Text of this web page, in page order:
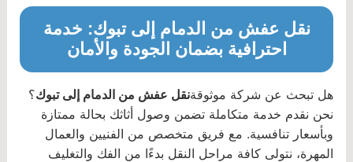
نقل عفش من الدمام إلى تبوك: خدمة
احترافية بضمان الجودة والأمان
هل تبحث عن شركة موثوقةنقل عفش من الدمام إلى تبوك؟
نحن نقدم خدمة متكاملة تضمن وصول أثاثك بحالة ممتازة
وبأسعار تنافسية. مع فريق متخصص من الفنيين والعمال
المهرة، نتولى كافة مراحل النقل بدءًا من الفك والتغليف